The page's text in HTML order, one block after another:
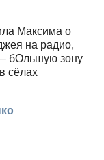
Максима о
на радио,
бОльшую зону
сёлах